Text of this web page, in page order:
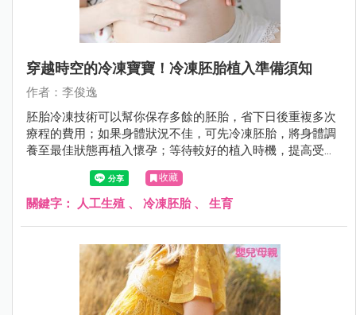
穿越時空的冷凍寶寶！冷凍胚胎植入準備須知
作者：李俊逸
胚胎冷凍技術可以幫你保存多餘的胚胎，省下日後重複多次
療程的費用；如果身體狀況不佳，可先冷凍胚胎，將身體調
養至最佳狀態再植入懷孕；等待較好的植入時機，提高受孕
機率；也可以趁年輕先將胚胎冷凍保存，等到計劃生育再將
收藏
關鍵字： 人工生殖 、 冷凍胚胎、 生育